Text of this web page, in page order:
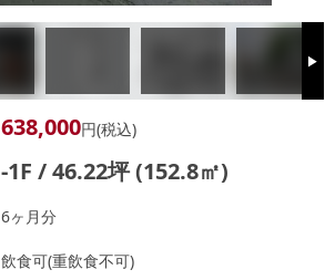
Next
638,000円(税込)
-1F / 46.22坪 (152.8㎡)
6ヶ月分
飲食可(重飲食不可)